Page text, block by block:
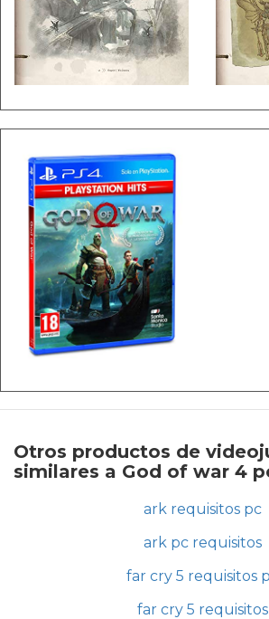
Otros productos de
similares a God of war 4
ark requisitos pc
ark pc requisitos
far cry 5 requisitos
far cry 5 requisitos